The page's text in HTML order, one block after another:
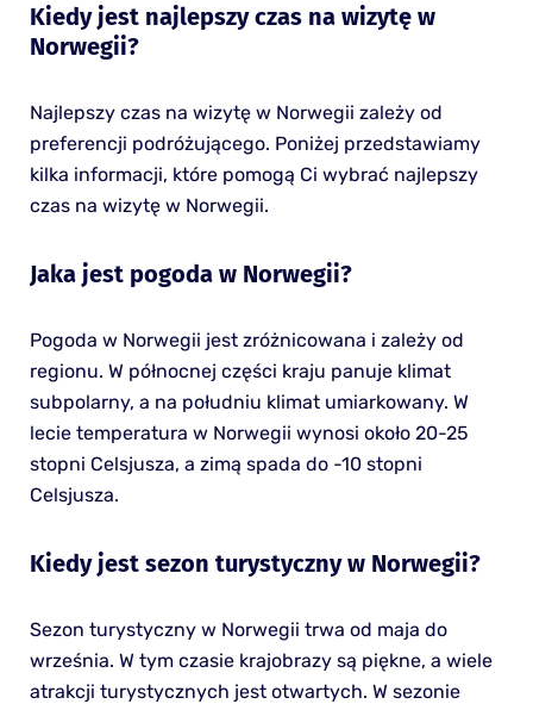
Kiedy jest najlepszy czas na wizytę w
Norwegii?
Najlepszy czas na wizytę w Norwegii zależy od
preferencji podróżującego. Poniżej przedstawiamy
kilka informacji, które pomogą Ci wybrać najlepszy
czas na wizytę w Norwegii.
Jaka jest pogoda w Norwegii?
Pogoda w Norwegii jest zróżnicowana i zależy od
regionu. W północnej części kraju panuje klimat
subpolarny, a na południu klimat umiarkowany. W
lecie temperatura w Norwegii wynosi około 20-25
stopni Celsjusza, a zimą spada do -10 stopni
Celsjusza.
Kiedy jest sezon turystyczny w Norwegii?
Sezon turystyczny w Norwegii trwa od maja do
września. W tym czasie krajobrazy są piękne, a wiele
atrakcji turystycznych jest otwartych. W sezonie